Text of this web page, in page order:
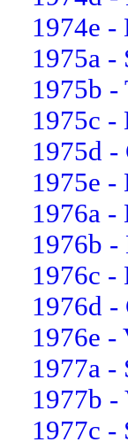
1974e -
1975a -
1975b -
1975c -
1975d -
1975e -
1976a -
1976b -
1976c -
1976d -
1976e -
1977a -
1977b -
1977c -